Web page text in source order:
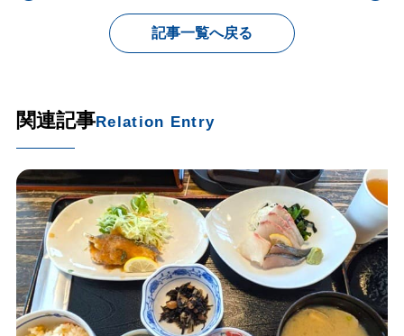
記事一覧へ戻る
関連記事Relation Entry